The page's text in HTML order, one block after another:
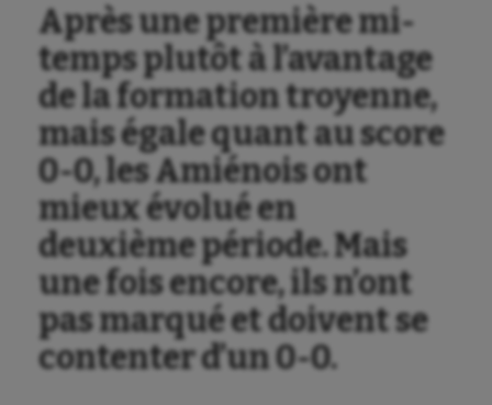
Après une première mi-
temps plutôt à l’avantage
de la formation troyenne,
mais égale quant au score
0-0, les Amiénois ont
mieux évolué en
deuxième période. Mais
une fois encore, ils n’ont
pas marqué et doivent se
contenter d’un 0-0.